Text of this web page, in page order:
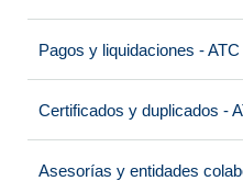
Pagos y liquidaciones - ATC
Certificados y duplicados -
Asesorías y entidades